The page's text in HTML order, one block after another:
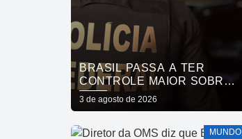
BRASIL PASSA A TER
CONTROLE MAIOR SOBRE
PRODUTOS QUÍMICOS
3 de agosto de 2026
MUNDO